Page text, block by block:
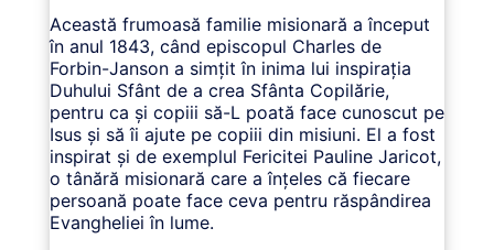
Această frumoasă familie misionară a început
în anul 1843, când episcopul Charles de
Forbin-Janson a simțit în inima lui inspirația
Duhului Sfânt de a crea Sfânta Copilărie,
pentru ca și copiii să-L poată face cunoscut pe
Isus și să îi ajute pe copiii din misiuni. El a fost
inspirat și de exemplul Fericitei Pauline Jaricot,
o tânără misionară care a înțeles că fiecare
persoană poate face ceva pentru răspândirea
Evangheliei în lume.